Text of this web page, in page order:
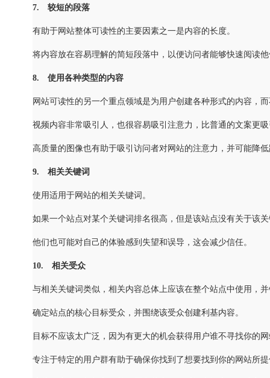
7. 较短的段落
有助于网站整体可读性的主要因素之一是内容的长度。
将内容放在容易理解的简短段落中，以便访问者能够快速阅读
8. 使用各种类型的内容
网站可读性的另一个重点领域是为用户创建各种形式的内容，
视频内容非常吸引人，也很容易吸引注意力，比普通的文案更
高质量的图像也有助于吸引访问者对网站的注意力，并可能降
9. 相关关键词
使用适用于网站的相关关键词。
如果一个站点对某个关键词排名很高，但是该站点没有关于该
他们也可能对自己的体验感到失望和误导，这会减少信任。
10. 相关受众
与相关关键词类似，相关内容总体上应该在整个站点中使用，
确定站点的核心目标受众，并围绕该受众创建利基内容。
目标不应该太广泛，因为有更大的机会获得用户谁不寻找你的
专注于特定的用户群有助于确保你找到了想要找到你的网站所